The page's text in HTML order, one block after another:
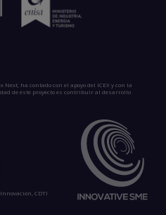
ha contado con el apoyo del ICEX y con la
de este proyecto es contribuir al desarrollo
CDTI